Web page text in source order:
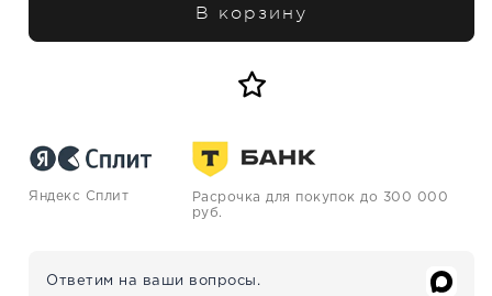
В корзину
Яндекс Сплит
Расрочка для покупок до 300 000
руб.
Ответим на ваши вопросы.